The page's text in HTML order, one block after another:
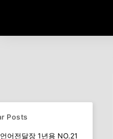
Posts